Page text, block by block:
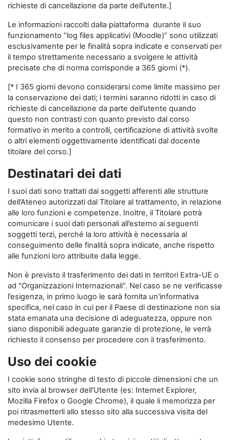
richieste di cancellazione da parte dell’utente.]
Le informazioni raccolti dalla piattaforma durante il suo
funzionamento “log files applicativi (Moodle)” sono utilizzati
esclusivamente per le finalità sopra indicate e conservati per
il tempo strettamente necessario a svolgere le attività
precisate che di norma corrisponde a 365 giorni (*).
[* I 365 giorni devono considerarsi come limite massimo per
la conservazione dei dati; i termini saranno ridotti in caso di
richieste di cancellazione da parte dell’utente quando
questo non contrasti con quanto previsto dal corso
formativo in merito a controlli, certificazione di attività svolte
o altri elementi oggettivamente identificati dal docente
titolare del corso.]
Destinatari dei dati
I suoi dati sono trattati dai soggetti afferenti alle strutture
dell’Ateneo autorizzati dal Titolare al trattamento, in relazione
alle loro funzioni e competenze. Inoltre, il Titolare potrà
comunicare i suoi dati personali all’esterno ai seguenti
soggetti terzi, perché la loro attività è necessaria al
conseguimento delle finalità sopra indicate, anche rispetto
alle funzioni loro attribuite dalla legge.
Non è previsto il trasferimento dei dati in territori Extra-UE o
ad "Organizzazioni Internazionali". Nel caso se ne verificasse
l’esigenza, in primo luogo le sarà fornita un'informativa
specifica, nel caso in cui per il Paese di destinazione non sia
stata emanata una decisione di adeguatezza, oppure non
siano disponibili adeguate garanzie di protezione, le verrà
richiesto il consenso per procedere con il trasferimento.
Uso dei cookie
I cookie sono stringhe di testo di piccole dimensioni che un
sito invia al browser dell'Utente (es: Internet Explorer,
Mozilla Firefox o Google Chrome), il quale li memorizza per
poi ritrasmetterli allo stesso sito alla successiva visita del
medesimo Utente.